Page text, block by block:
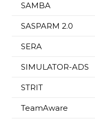
SAMBA
SASPARM 2.0
SERA
SIMULATOR-ADS
STRIT
TeamAware